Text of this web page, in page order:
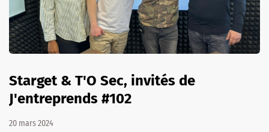
Starget & T'O Sec, invités de
J'entreprends #102
20 mars 2024